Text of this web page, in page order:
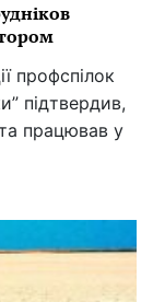
профспілок
підтвердив,
працював у